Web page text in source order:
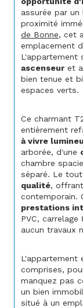
assurée par
proximité
de Bonne, cet
emplacement
L'appartement
ascenseur et
bien tenue et
espaces verts.
Ce charmant
entièrement
à vivre
arborée, d'une
chambre
séparé. Le
qualité,
contemporain.
prestations
PVC,
aucun travaux
L'appartement
comprises,
manquez pas
un bien
situé à un